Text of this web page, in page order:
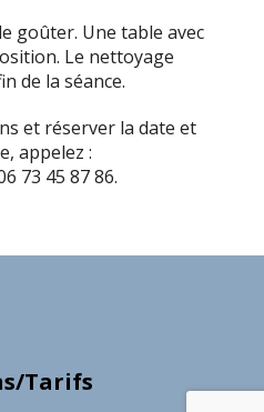
goûter. Une table avec
Le nettoyage
de la séance.
et réserver la date et
appelez :
73 45 87 86.
Tarifs